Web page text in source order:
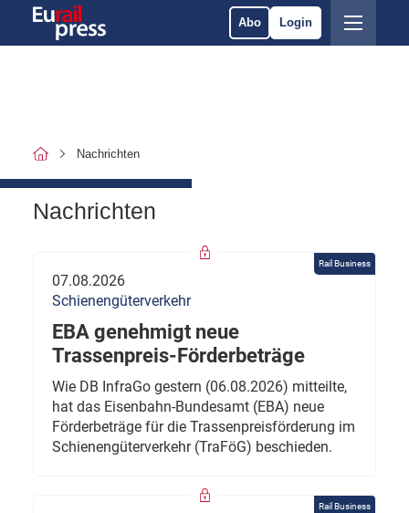
Abo Login
Nachrichten
Nachrichten
Rail Business
07.08.2026
Schienengüterverkehr
EBA genehmigt neue
Trassenpreis-Förderbeträge
Wie DB InfraGo gestern (06.08.2026) mitteilte,
hat das Eisenbahn-Bundesamt (EBA) neue
Förderbeträge für die Trassenpreisförderung im
Schienengüterverkehr (TraFöG) beschieden.
Rail Business